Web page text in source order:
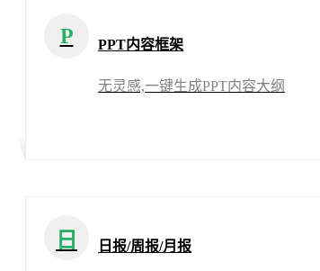
P PPT内容框架
无灵感,一键生成PPT内容大纲
日 日报/周报/月报